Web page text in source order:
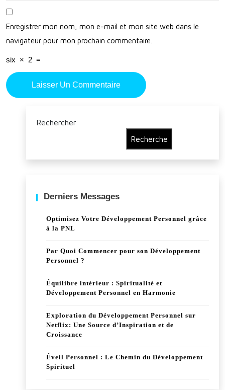
Enregistrer mon nom, mon e-mail et mon site web dans le
navigateur pour mon prochain commentaire.
six × 2 =
Rechercher
Recherche
Derniers Messages
Optimisez Votre Développement Personnel grâce
à la PNL
Par Quoi Commencer pour son Développement
Personnel ?
Équilibre intérieur : Spiritualité et
Développement Personnel en Harmonie
Exploration du Développement Personnel sur
Netflix: Une Source d’Inspiration et de
Croissance
Éveil Personnel : Le Chemin du Développement
Spirituel